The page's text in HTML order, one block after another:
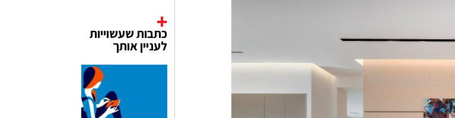
כתבות שעשוייות
לעניין אותך